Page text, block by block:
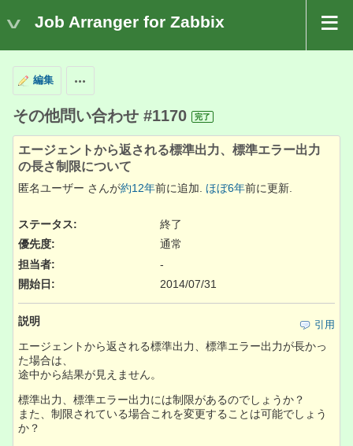
Job Arranger for Zabbix
編集
その他問い合わせ #1170 完了
エージェントから返される標準出力、標準エラー出力
の長さ制限について
匿名ユーザー さんが約12年前に追加. ほぼ6年前に更新.
ステータス:
終了
優先度:
通常
担当者:
-
開始日:
2014/07/31
引用
説明
エージェントから返される標準出力、標準エラー出力が長かっ
た場合は、
途中から結果が見えません。
標準出力、標準エラー出力には制限があるのでしょうか？
また、制限されている場合これを変更することは可能でしょう
か？